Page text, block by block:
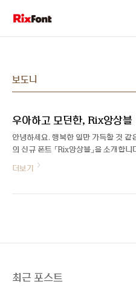
보도니
우아하고 모던한, Rix앙상블
안녕하세요. 행복한 일만 가득할 것 같
의 신규 폰트 「Rix앙상블」을 소개합니
눈에 세련되고 우아한 인상을 느낄 수
서체로 고급스러우면서 부드럽고 또 최
몇 달 후 올라올 신서체 작업을 하고 있
더보기
최근 포스트